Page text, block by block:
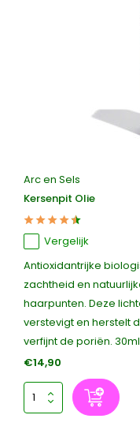
Arc en Sels
Kersenpit Olie
Vergelijk
Antioxidantrijke
zachtheid en
haarpunten. Deze
verstevigt en herstelt
verfijnt de poriën. 30ml
€14,90